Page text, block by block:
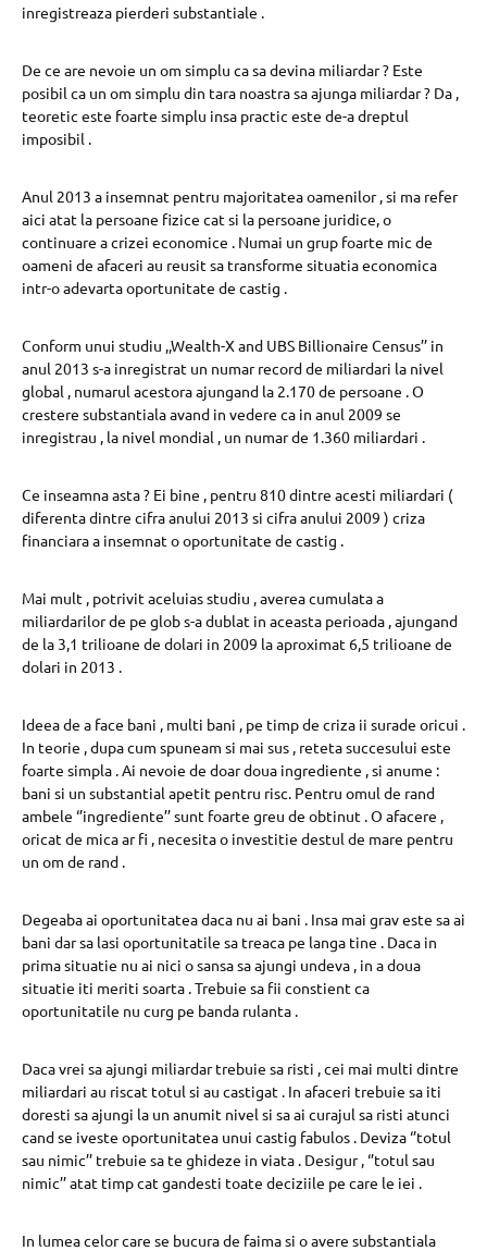
inregistreaza pierderi substantiale .
De ce are nevoie un om simplu ca sa devina miliardar ? Este
posibil ca un om simplu din tara noastra sa ajunga miliardar ? Da ,
teoretic este foarte simplu insa practic este de-a dreptul
imposibil .
Anul 2013 a insemnat pentru majoritatea oamenilor , si ma refer
aici atat la persoane fizice cat si la persoane juridice, o
continuare a crizei economice . Numai un grup foarte mic de
oameni de afaceri au reusit sa transforme situatia economica
intr-o adevarta oportunitate de castig .
Conform unui studiu ,,Wealth-X and UBS Billionaire Census’’ in
anul 2013 s-a inregistrat un numar record de miliardari la nivel
global , numarul acestora ajungand la 2.170 de persoane . O
crestere substantiala avand in vedere ca in anul 2009 se
inregistrau , la nivel mondial , un numar de 1.360 miliardari .
Ce inseamna asta ? Ei bine , pentru 810 dintre acesti miliardari (
diferenta dintre cifra anului 2013 si cifra anului 2009 ) criza
financiara a insemnat o oportunitate de castig .
Mai mult , potrivit aceluias studiu , averea cumulata a
miliardarilor de pe glob s-a dublat in aceasta perioada , ajungand
de la 3,1 trilioane de dolari in 2009 la aproximat 6,5 trilioane de
dolari in 2013 .
Ideea de a face bani , multi bani , pe timp de criza ii surade oricui .
In teorie , dupa cum spuneam si mai sus , reteta succesului este
foarte simpla . Ai nevoie de doar doua ingrediente , si anume :
bani si un substantial apetit pentru risc. Pentru omul de rand
ambele ‘’ingrediente’’ sunt foarte greu de obtinut . O afacere ,
oricat de mica ar fi , necesita o investitie destul de mare pentru
un om de rand .
Degeaba ai oportunitatea daca nu ai bani . Insa mai grav este sa ai
bani dar sa lasi oportunitatile sa treaca pe langa tine . Daca in
prima situatie nu ai nici o sansa sa ajungi undeva , in a doua
situatie iti meriti soarta . Trebuie sa fii constient ca
oportunitatile nu curg pe banda rulanta .
Daca vrei sa ajungi miliardar trebuie sa risti , cei mai multi dintre
miliardari au riscat totul si au castigat . In afaceri trebuie sa iti
doresti sa ajungi la un anumit nivel si sa ai curajul sa risti atunci
cand se iveste oportunitatea unui castig fabulos . Deviza ‘’totul
sau nimic’’ trebuie sa te ghideze in viata . Desigur , ‘’totul sau
nimic’’ atat timp cat gandesti toate deciziile pe care le iei .
In lumea celor care se bucura de faima si o avere substantiala